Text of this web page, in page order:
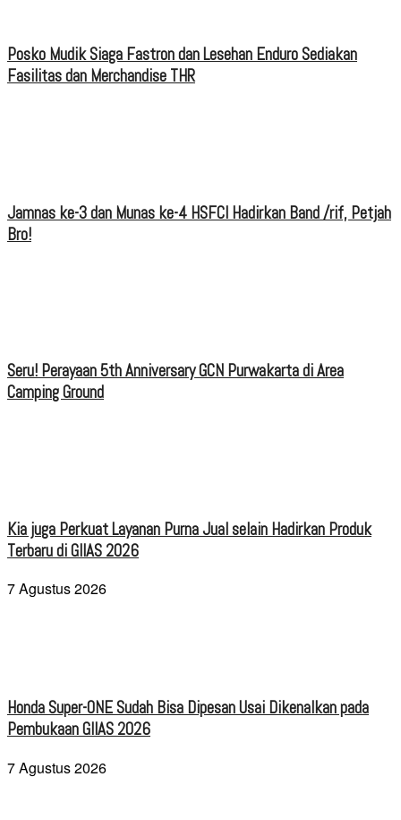
Posko Mudik Siaga Fastron dan Lesehan Enduro Sediakan
Fasilitas dan Merchandise THR
Jamnas ke-3 dan Munas ke-4 HSFCI Hadirkan Band /rif, Petjah
Bro!
Seru! Perayaan 5th Anniversary GCN Purwakarta di Area
Camping Ground
Kia juga Perkuat Layanan Purna Jual selain Hadirkan Produk
Terbaru di GIIAS 2026
7 Agustus 2026
Honda Super-ONE Sudah Bisa Dipesan Usai Dikenalkan pada
Pembukaan GIIAS 2026
7 Agustus 2026